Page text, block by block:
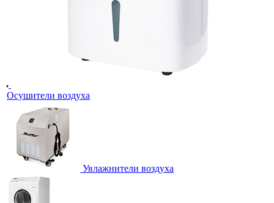
Осушители воздуха
Увлажнители воздуха